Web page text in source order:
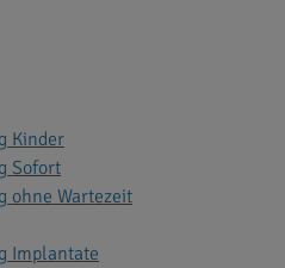
Kinder
Sofort
ohne Wartezeit
Implantate